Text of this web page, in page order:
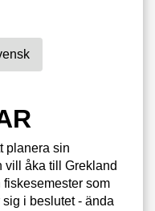
planera sin
vill åka till Grekland
som
i beslutet - ända